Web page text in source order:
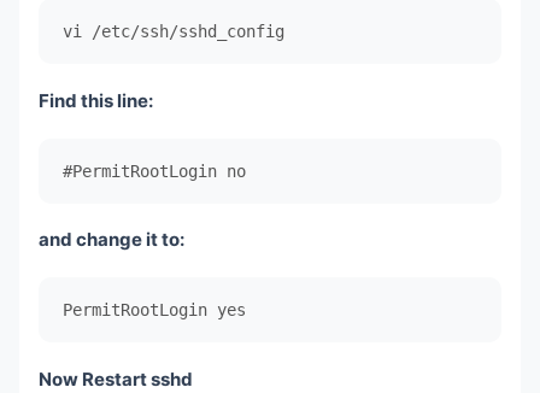
vi /etc/ssh/sshd_config
Find this line:
#PermitRootLogin no
and change it to:
PermitRootLogin yes
Now Restart sshd